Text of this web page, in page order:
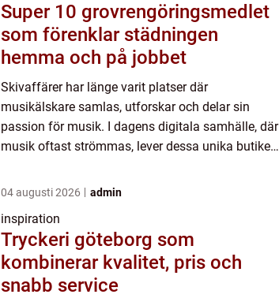
Super 10 grovrengöringsmedlet
som förenklar städningen
hemma och på jobbet
Skivaffärer har länge varit platser där
musikälskare samlas, utforskar och delar sin
passion för musik. I dagens digitala samhälle, där
musik oftast strömmas, lever dessa unika butiker
04 augusti 2026 admin
inspiration
Tryckeri göteborg som
kombinerar kvalitet, pris och
snabb service